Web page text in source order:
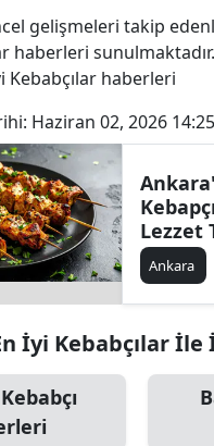
gelişmeleri takip
haberleri
Kebabçılar haberleri
Haziran 02, 2026 14:25
Lezzet
Ankara
İyi Kebabçılar